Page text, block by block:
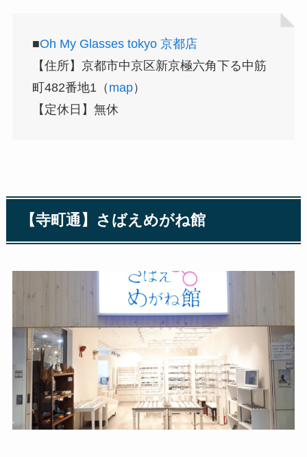
■Oh My Glasses tokyo 京都店
【住所】京都市中京区新京極六角下る中筋
町482番地1（ map）
【定休日】無休
【寺町通】さばえめがね館